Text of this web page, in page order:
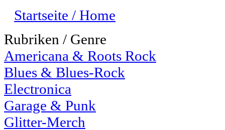
Startseite / Home
Rubriken / Genre
Americana & Roots Rock
Blues & Blues-Rock
Electronica
Garage & Punk
Glitter-Merch